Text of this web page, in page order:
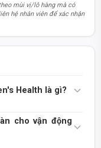
mùi vị/lô hàng mà có
hệ nhân viên để xác nhận
Health là gì?
cho vận động